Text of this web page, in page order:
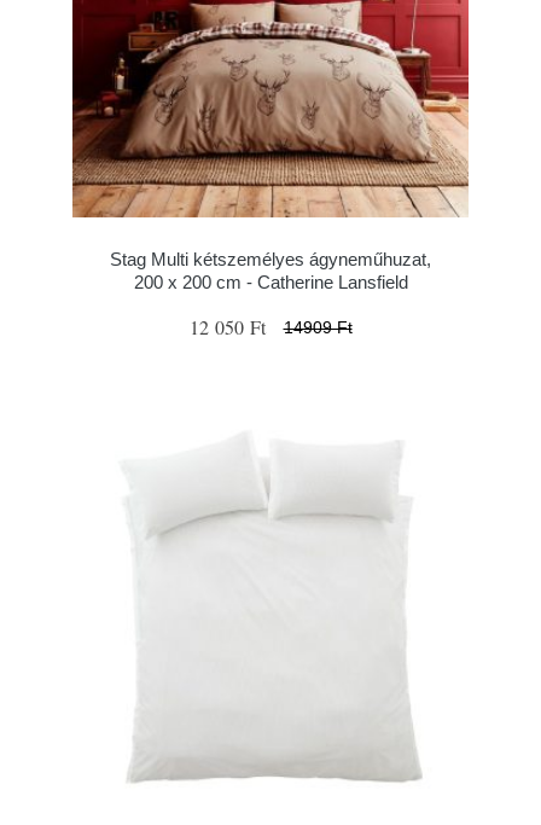
Stag Multi kétszemélyes ágyneműhuzat,
200 x 200 cm - Catherine Lansfield
12 050 Ft 14909 Ft